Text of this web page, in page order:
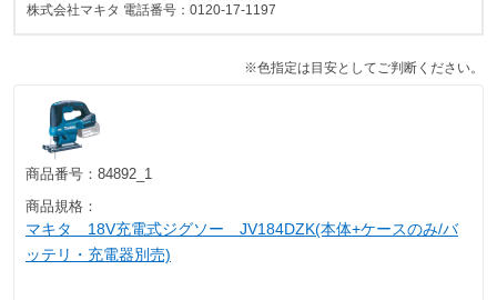
株式会社マキタ 電話番号：0120-17-1197
※色指定は目安としてご判断ください。
商品番号： 84892_1
商品規格：
マキタ 18V充電式ジグソー JV184DZK(本体+ケースのみ/バ
ッテリ・充電器別売)